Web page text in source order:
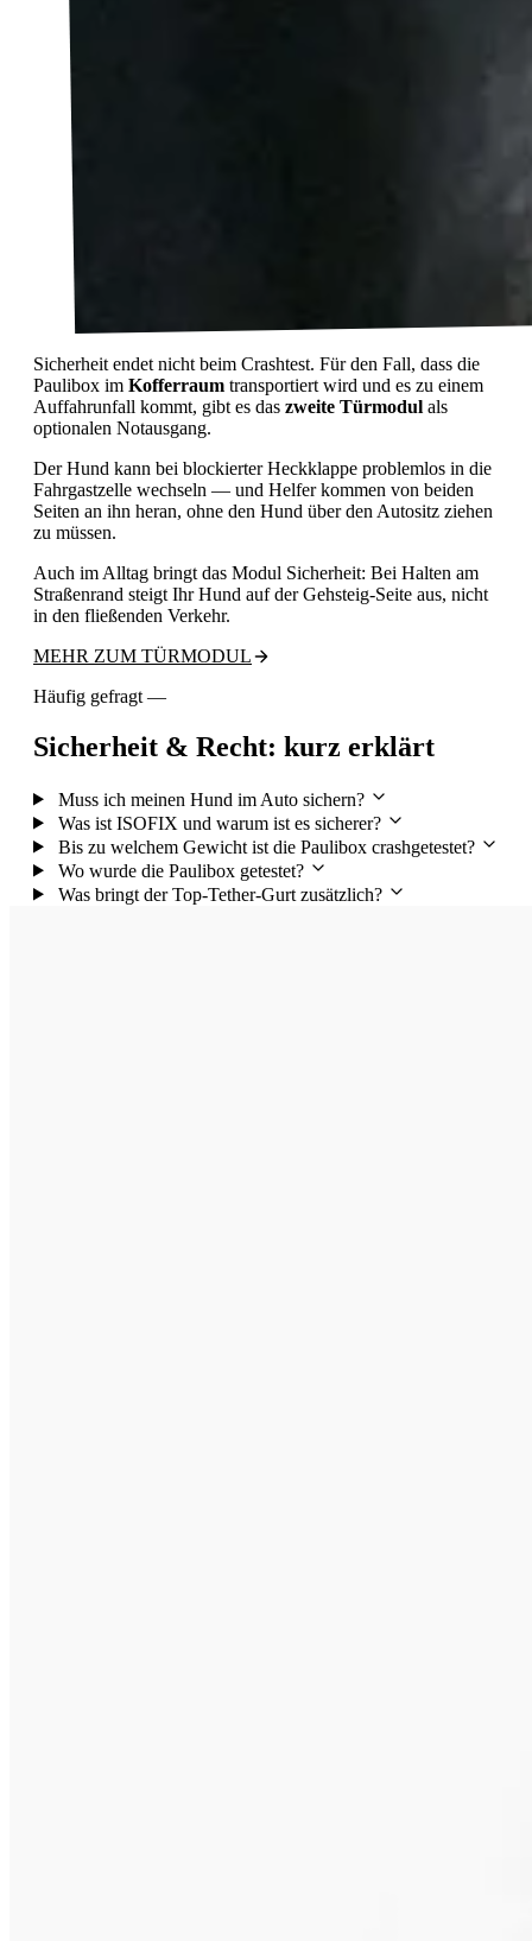
Sicherheit endet nicht beim Crashtest. Für den Fall, dass die
Paulibox im Kofferraum transportiert wird und es zu einem
Auffahrunfall kommt, gibt es das zweite Türmodul als
optionalen Notausgang.
Der Hund kann bei blockierter Heckklappe problemlos in die
Fahrgastzelle wechseln — und Helfer kommen von beiden
Seiten an ihn heran, ohne den Hund über den Autositz ziehen
zu müssen.
Auch im Alltag bringt das Modul Sicherheit: Bei Halten am
Straßenrand steigt Ihr Hund auf der Gehsteig-Seite aus, nicht
in den fließenden Verkehr.
MEHR ZUM TÜRMODUL
Häufig gefragt —
Sicherheit & Recht: kurz erklärt
Muss ich meinen Hund im Auto sichern?
Was ist ISOFIX und warum ist es sicherer?
Bis zu welchem Gewicht ist die Paulibox crashgetestet?
Wo wurde die Paulibox getestet?
Was bringt der Top-Tether-Gurt zusätzlich?